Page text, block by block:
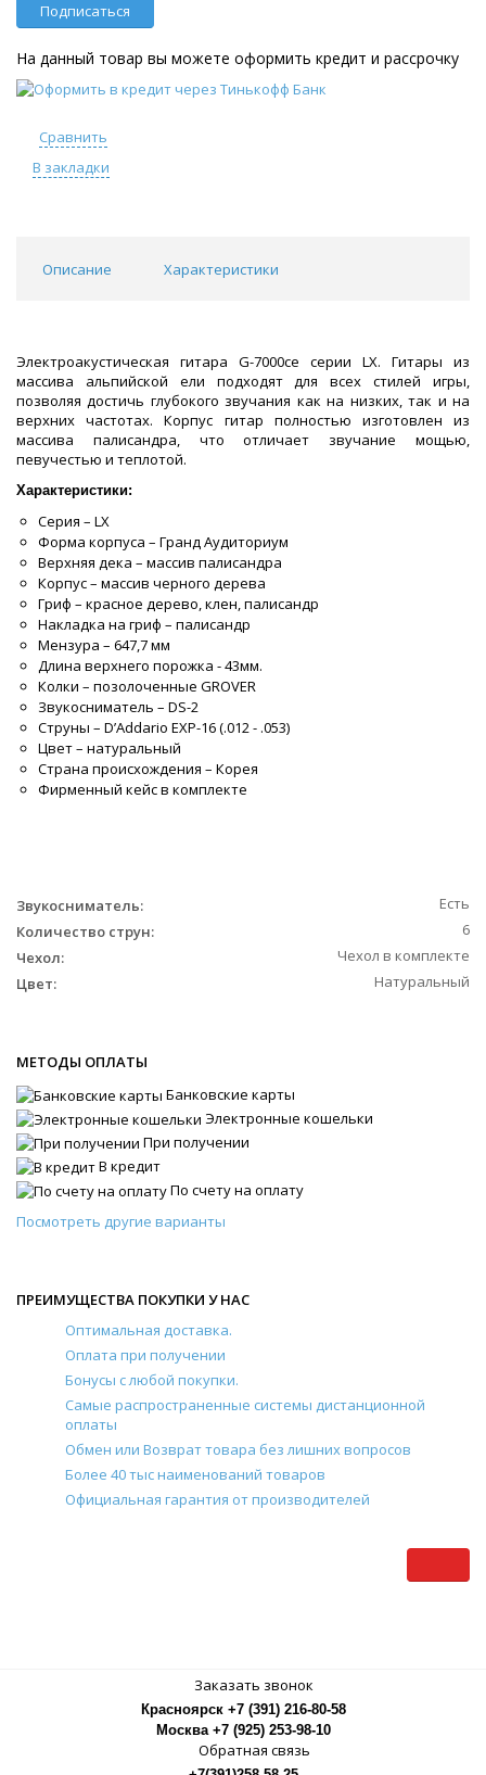
Подписаться
На данный товар вы можете оформить кредит и рассрочку
Сравнить
В закладки
Описание Характеристики
Электроакустическая гитара G-7000cе серии LX. Гитары из
массива альпийской ели подходят для всех стилей игры,
позволяя достичь глубокого звучания как на низких, так и на
верхних частотах. Корпус гитар полностью изготовлен из
массива палисандра, что отличает звучание мощью,
певучестью и теплотой.
Характеристики:
Серия – LX
Форма корпуса – Гранд Аудиториум
Верхняя дека – массив палисандра
Корпус – массив черного дерева
Гриф – красное дерево, клен, палисандр
Накладка на гриф – палисандр
Мензура – 647,7 мм
Длина верхнего порожка - 43мм.
Колки – позолоченные GROVER
Звукосниматель – DS-2
Струны – D’Addario EXP-16 (.012 - .053)
Цвет – натуральный
Страна происхождения – Корея
Фирменный кейс в комплекте
Звукосниматель:
Есть
Количество струн:
6
Чехол:
Чехол в комплекте
Цвет:
Натуральный
МЕТОДЫ ОПЛАТЫ
Банковские карты
Электронные кошельки
При получении
В кредит
По счету на оплату
Посмотреть другие варианты
ПРЕИМУЩЕСТВА ПОКУПКИ У НАС
Оптимальная доставка.
Оплата при получении
Бонусы с любой покупки.
Самые распространенные системы дистанционной
оплаты
Обмен или Возврат товара без лишних вопросов
Более 40 тыс наименований товаров
Официальная гарантия от производителей
Заказать звонок
Красноярск +7 (391) 216-80-58
Москва +7 (925) 253-98-10
Обратная связь